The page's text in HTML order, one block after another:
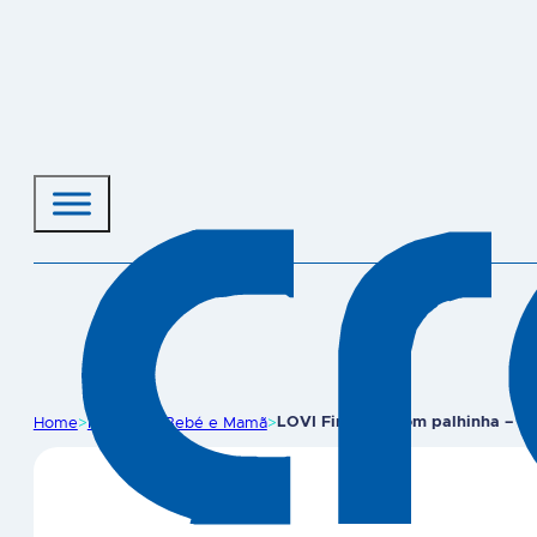
Home>Produtos Bebé e Mamã> LOVI First cup com palhinha –